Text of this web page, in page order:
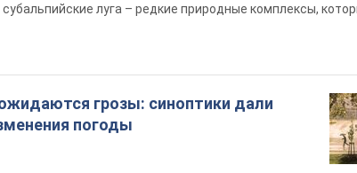
луга – редкие природные комплексы,
грозы: синоптики дали
погоды